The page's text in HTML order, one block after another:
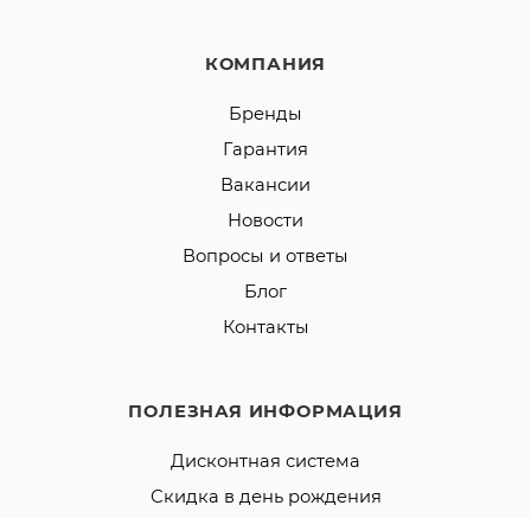
КОМПАНИЯ
Бренды
Гарантия
Вакансии
Новости
Вопросы и ответы
Блог
Контакты
ПОЛЕЗНАЯ ИНФОРМАЦИЯ
Дисконтная система
Скидка в день рождения